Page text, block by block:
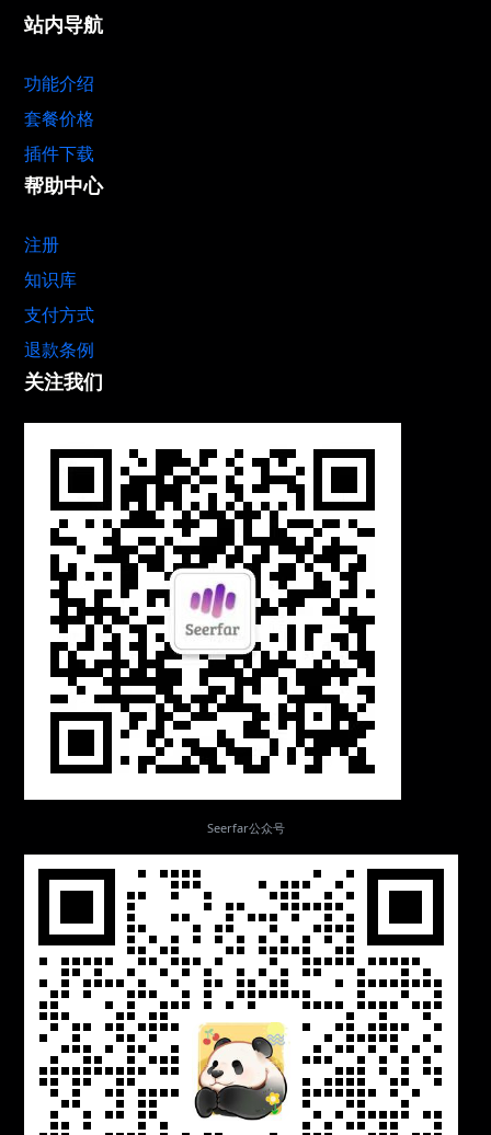
站内导航
功能介绍
套餐价格
插件下载
帮助中心
注册
知识库
支付方式
退款条例
关注我们
Seerfar公众号